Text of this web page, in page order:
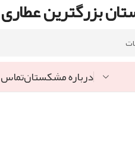
بزرگترین عطاری
درباره مشکستانتماس